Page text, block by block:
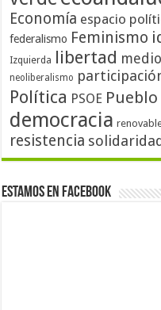
Economía espacio
federalismo Feminismo
Izquierda libertad
neoliberalismo
Política PSOE
democracia
resistencia solidaridad
Estamos en Facebook